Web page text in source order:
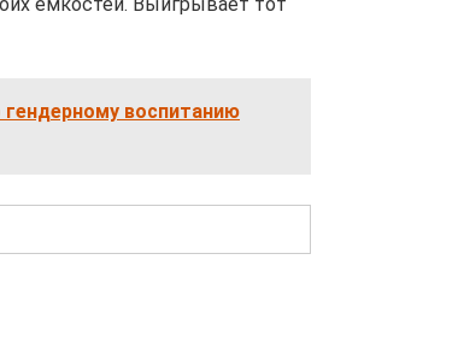
емкостей. Выигрывает тот
гендерному воспитанию